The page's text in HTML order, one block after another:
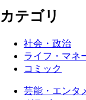
カテゴリ
社会・政治
ライフ・マネ
コミック
芸能・エンタ